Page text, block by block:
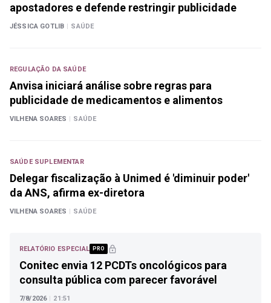
apostadores e defende restringir publicidade
JÉSSICA GOTLIB | SAÚDE
REGULAÇÃO DA SAÚDE
Anvisa iniciará análise sobre regras para
publicidade de medicamentos e alimentos
VILHENA SOARES | SAÚDE
SAÚDE SUPLEMENTAR
Delegar fiscalização à Unimed é 'diminuir poder'
da ANS, afirma ex-diretora
VILHENA SOARES | SAÚDE
RELATÓRIO ESPECIAL PRO
Conitec envia 12 PCDTs oncológicos para
consulta pública com parecer favorável
7/8/2026 | 21:51